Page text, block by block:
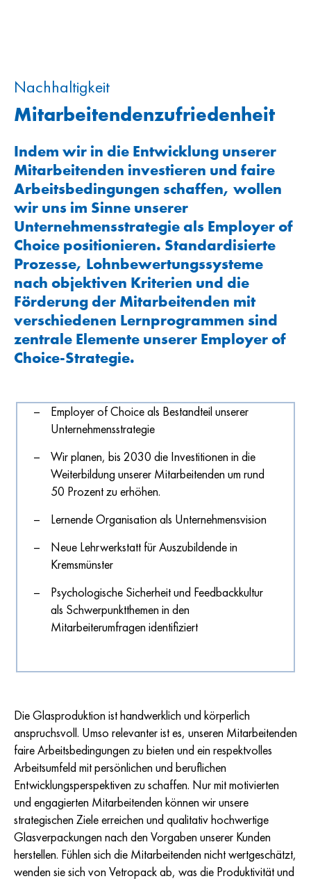
Nachhaltigkeit
Mitarbeitendenzufriedenheit
Indem wir in die Entwicklung unserer
Mitarbeitenden investieren und faire
Arbeitsbedingungen schaffen, wollen
wir uns im Sinne unserer
Unternehmensstrategie als Employer of
Choice positionieren. Standardisierte
Prozesse, Lohnbewertungssysteme
nach objektiven Kriterien und die
Förderung der Mitarbeitenden mit
verschiedenen Lernprogrammen sind
zentrale Elemente unserer Employer of
Choice-Strategie.
Employer of Choice als Bestandteil unserer
Unternehmensstrategie
Wir planen, bis 2030 die Investitionen in die
Weiterbildung unserer Mitarbeitenden um rund
50 Prozent zu erhöhen.
Lernende Organisation als Unternehmensvision
Neue Lehrwerkstatt für Auszubildende in
Kremsmünster
Psychologische Sicherheit und Feedbackkultur
als Schwerpunktthemen in den
Mitarbeiterumfragen identifiziert
Die Glasproduktion ist handwerklich und körperlich
anspruchsvoll. Umso relevanter ist es, unseren Mitarbeitenden
faire Arbeitsbedingungen zu bieten und ein respektvolles
Arbeitsumfeld mit persönlichen und beruflichen
Entwicklungsperspektiven zu schaffen. Nur mit motivierten
und engagierten Mitarbeitenden können wir unsere
strategischen Ziele erreichen und qualitativ hochwertige
Glasverpackungen nach den Vorgaben unserer Kunden
herstellen. Fühlen sich die Mitarbeitenden nicht wertgeschätzt,
wenden sie sich von Vetropack ab, was die Produktivität und